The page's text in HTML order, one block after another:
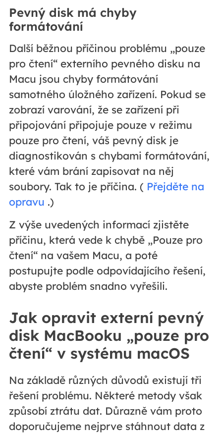
Pevný disk má chyby
formátování
Další běžnou příčinou problému „pouze
pro čtení“ externího pevného disku na
Macu jsou chyby formátování
samotného úložného zařízení. Pokud se
zobrazí varování, že se zařízení při
připojování připojuje pouze v režimu
pouze pro čtení, váš pevný disk je
diagnostikován s chybami formátování,
které vám brání zapisovat na něj
soubory. Tak to je příčina. ( Přejděte na
opravu .)
Z výše uvedených informací zjistěte
příčinu, která vede k chybě „Pouze pro
čtení“ na vašem Macu, a poté
postupujte podle odpovídajícího řešení,
abyste problém snadno vyřešili.
Jak opravit externí pevný
disk MacBooku „pouze pro
čtení“ v systému macOS
Na základě různých důvodů existují tři
řešení problému. Některé metody však
způsobí ztrátu dat. Důrazně vám proto
doporučujeme nejprve stáhnout data z